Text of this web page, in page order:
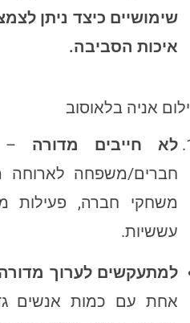
שימושיים כיצד ניתן
איכות הסביבה.
אניה בלאוסוב
לא חייבים מדורה–
חברים/משפחה לארוחה
משחקי חברה, פעילות
עששיות.
למתעקשים לערוך מדורה
אחת עם כמות אנשים